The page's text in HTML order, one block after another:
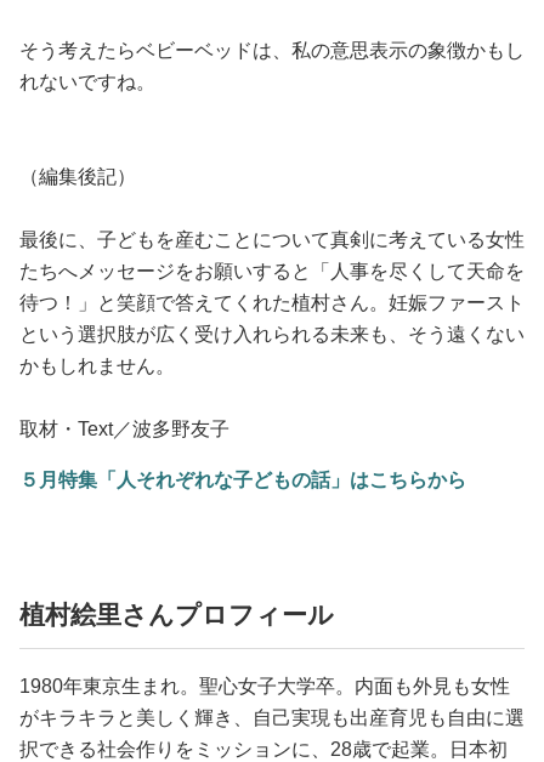
そう考えたらベビーベッドは、私の意思表示の象徴かもし
れないですね。
（編集後記）
最後に、子どもを産むことについて真剣に考えている女性
たちへメッセージをお願いすると「人事を尽くして天命を
待つ！」と笑顔で答えてくれた植村さん。妊娠ファースト
という選択肢が広く受け入れられる未来も、そう遠くない
かもしれません。
取材・Text／波多野友子
５月特集「人それぞれな子どもの話」はこちらから
植村絵里さんプロフィール
1980年東京生まれ。聖心女子大学卒。内面も外見も女性
がキラキラと美しく輝き、自己実現も出産育児も自由に選
択できる社会作りをミッションに、28歳で起業。日本初